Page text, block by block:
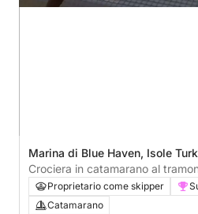
Marina di Blue Haven, Isole
Crociera in catamarano al
delle isole Turks e Caicos
Proprietario come skipper
Catamarano